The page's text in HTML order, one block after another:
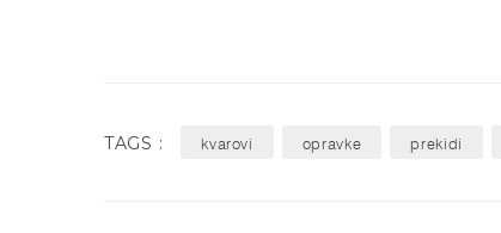
TAGS : kvarovi opravke prekidi